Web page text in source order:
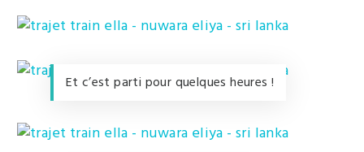
Et c’est parti pour quelques heures !